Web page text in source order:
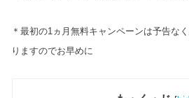
＊最初の1ヵ月無料キャンペーンは予告な
りますのでお早めに